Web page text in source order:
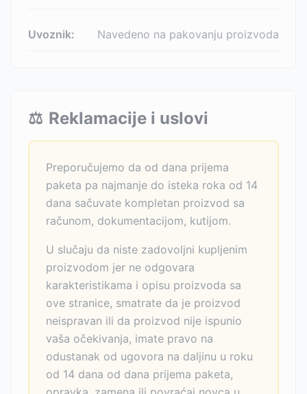
Uvoznik: Navedeno na pakovanju proizvoda
⚖️ Reklamacije i uslovi
Preporučujemo da od dana prijema
paketa pa najmanje do isteka roka od 14
dana sačuvate kompletan proizvod sa
računom, dokumentacijom, kutijom.
U slučaju da niste zadovoljni kupljenim
proizvodom jer ne odgovara
karakteristikama i opisu proizvoda sa
ove stranice, smatrate da je proizvod
neispravan ili da proizvod nije ispunio
vaša očekivanja, imate pravo na
odustanak od ugovora na daljinu u roku
od 14 dana od dana prijema paketa,